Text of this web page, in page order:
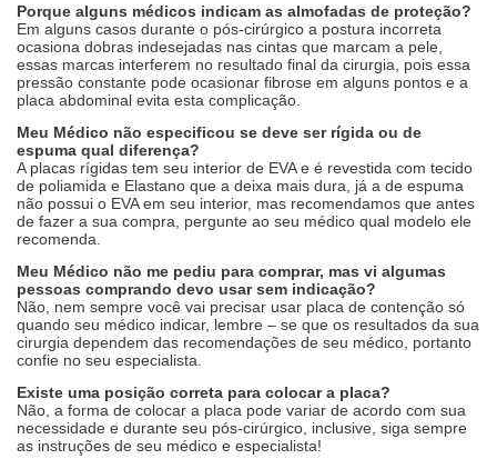
Porque alguns médicos indicam as almofadas de proteção?
Em alguns casos durante o pós-cirúrgico a postura incorreta
ocasiona dobras indesejadas nas cintas que marcam a pele,
essas marcas interferem no resultado final da cirurgia, pois essa
pressão constante pode ocasionar fibrose em alguns pontos e a
placa abdominal evita esta complicação.
Meu Médico não especificou se deve ser rígida ou de
espuma qual diferença?
A placas rígidas tem seu interior de EVA e é revestida com tecido
de poliamida e Elastano que a deixa mais dura, já a de espuma
não possui o EVA em seu interior, mas recomendamos que antes
de fazer a sua compra, pergunte ao seu médico qual modelo ele
recomenda.
Meu Médico não me pediu para comprar, mas vi algumas
pessoas comprando devo usar sem indicação?
Não, nem sempre você vai precisar usar placa de contenção só
quando seu médico indicar, lembre – se que os resultados da sua
cirurgia dependem das recomendações de seu médico, portanto
confie no seu especialista.
Existe uma posição correta para colocar a placa?
Não, a forma de colocar a placa pode variar de acordo com sua
necessidade e durante seu pós-cirúrgico, inclusive, siga sempre
as instruções de seu médico e especialista!